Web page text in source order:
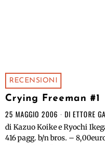
RECENSIONI
Crying Freeman #1
25 MAGGIO 2006 DI ETTORE
di Kazuo Koike e Ryochi
416 pagg. b/n bros. –